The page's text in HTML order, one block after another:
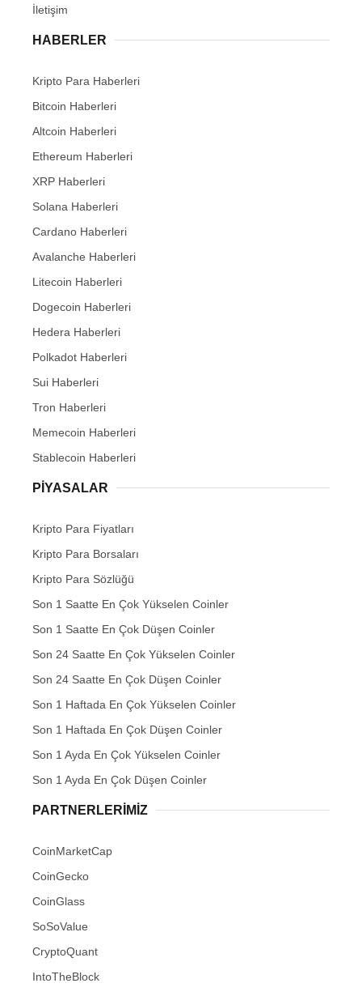
İletişim
HABERLER
Kripto Para Haberleri
Bitcoin Haberleri
Altcoin Haberleri
Ethereum Haberleri
XRP Haberleri
Solana Haberleri
Cardano Haberleri
Avalanche Haberleri
Litecoin Haberleri
Dogecoin Haberleri
Hedera Haberleri
Polkadot Haberleri
Sui Haberleri
Tron Haberleri
Memecoin Haberleri
Stablecoin Haberleri
PIYASALAR
Kripto Para Fiyatları
Kripto Para Borsaları
Kripto Para Sözlüğü
Son 1 Saatte En Çok Yükselen Coinler
Son 1 Saatte En Çok Düşen Coinler
Son 24 Saatte En Çok Yükselen Coinler
Son 24 Saatte En Çok Düşen Coinler
Son 1 Haftada En Çok Yükselen Coinler
Son 1 Haftada En Çok Düşen Coinler
Son 1 Ayda En Çok Yükselen Coinler
Son 1 Ayda En Çok Düşen Coinler
PARTNERLERIMIZ
CoinMarketCap
CoinGecko
CoinGlass
SoSoValue
CryptoQuant
IntoTheBlock